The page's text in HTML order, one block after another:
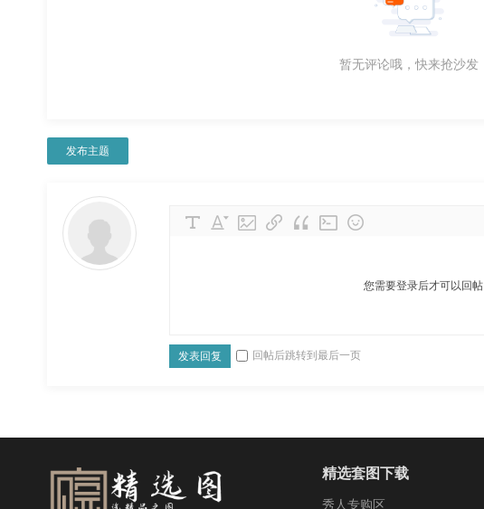
暂无评论哦，快来抢沙发
发布主题
您需要登录后才可以回帖
发表回复 回帖后跳转到最后一页
精选套图下载
秀人专购区